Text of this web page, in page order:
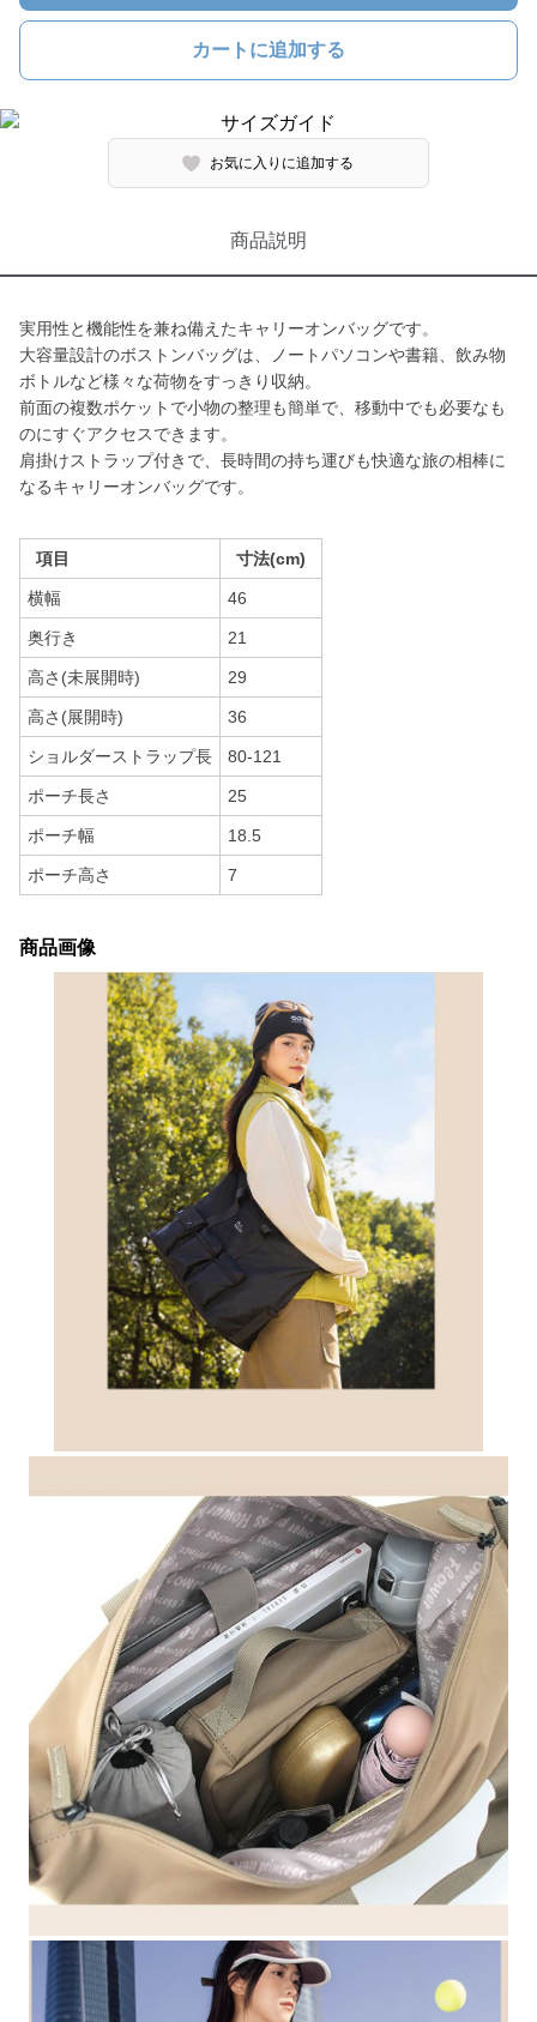
カートに追加する
お気に入りに追加する
商品説明
実用性と機能性を兼ね備えたキャリーオンバッグです。
大容量設計のボストンバッグは、ノートパソコンや書籍、飲み物
ボトルなど様々な荷物をすっきり収納。
前面の複数ポケットで小物の整理も簡単で、移動中でも必要なも
のにすぐアクセスできます。
肩掛けストラップ付きで、長時間の持ち運びも快適な旅の相棒に
なるキャリーオンバッグです。
項目 寸法(cm)
横幅 46
奥行き 21
高さ(未展開時) 29
高さ(展開時) 36
ショルダーストラップ長 80-121
ポーチ長さ 25
ポーチ幅 18.5
ポーチ高さ 7
商品画像